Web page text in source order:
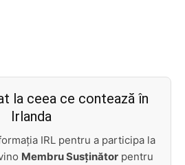
la ceea ce contează în
Irlanda
IRL pentru a participa la
Membru Susținător pentru